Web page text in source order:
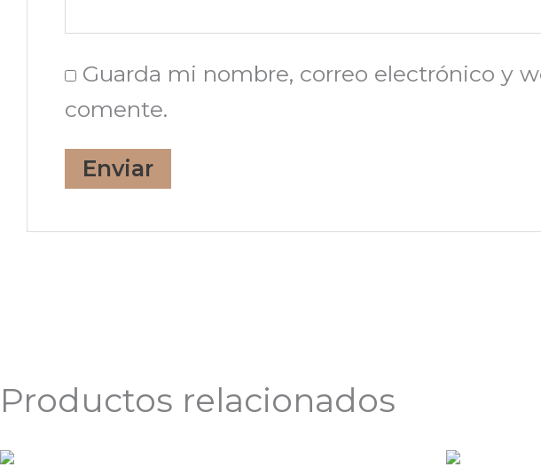
Guarda mi nombre, correo electrónico y
comente.
Productos relacionados